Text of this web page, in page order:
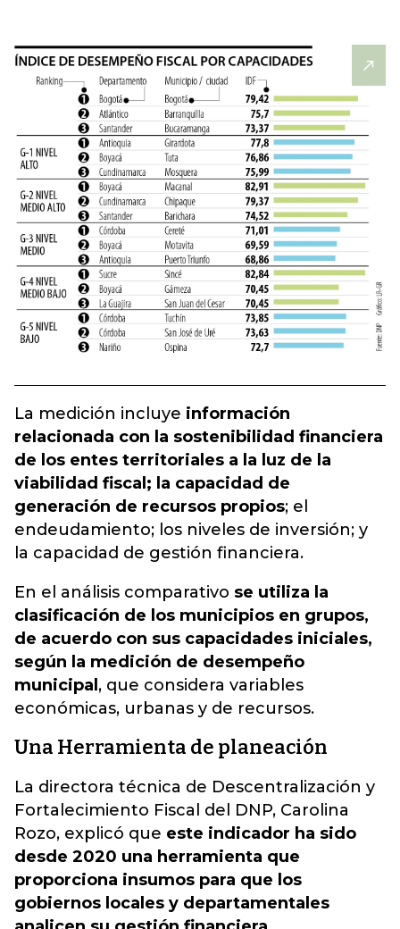
La medición incluye información
relacionada con la sostenibilidad financiera
de los entes territoriales a la luz de la
viabilidad fiscal; la capacidad de
generación de recursos propios; el
endeudamiento; los niveles de inversión; y
la capacidad de gestión financiera.
En el análisis comparativo se utiliza la
clasificación de los municipios en grupos,
de acuerdo con sus capacidades iniciales,
según la medición de desempeño
municipal , que considera variables
económicas, urbanas y de recursos.
Una Herramienta de planeación
La directora técnica de Descentralización y
Fortalecimiento Fiscal del DNP, Carolina
Rozo, explicó que este indicador ha sido
desde 2020 una herramienta que
proporciona insumos para que los
gobiernos locales y departamentales